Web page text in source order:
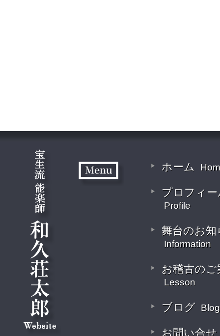
ホーム
プロフィー
Profile
舞台のお知
Information
お稽古のご
Lesson
ブログ Blog
お問い合せ